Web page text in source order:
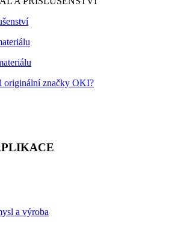
originální značky OKI?
a výroba